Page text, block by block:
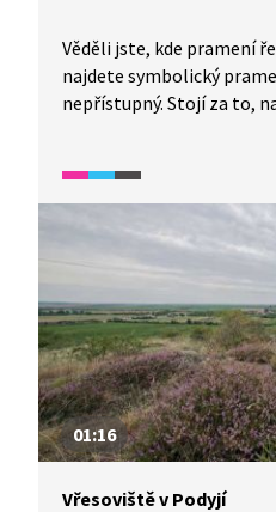
Věděli jste, kde pramení
najdete symbolický
nepřístupný. Stojí za to,
překonat trasu dlouhou
Podívejte se v jedné
01:16
Vřesoviště v Podyjí